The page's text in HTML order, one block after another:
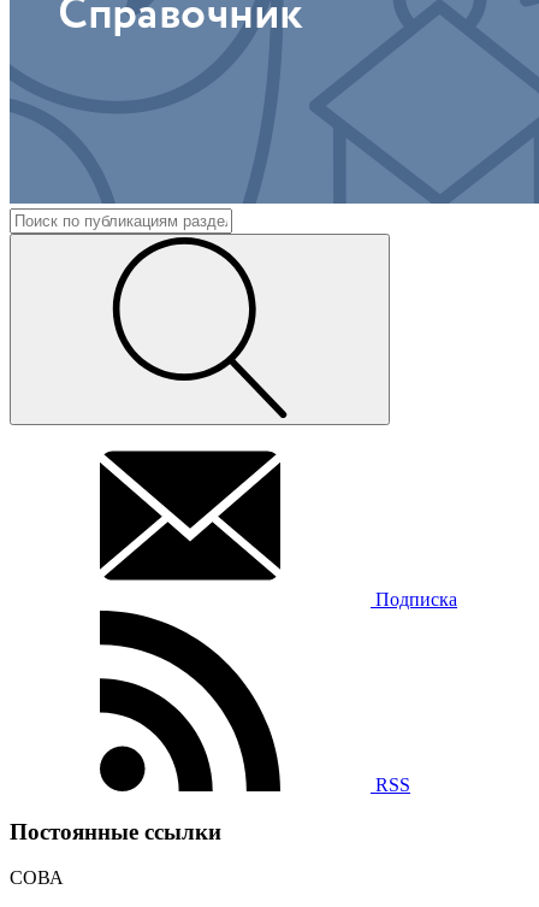
Подписка
RSS
Постоянные ссылки
СОВА